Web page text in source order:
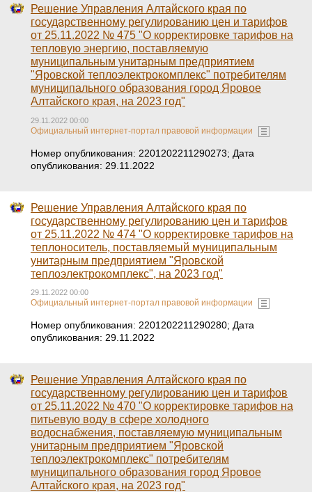
Решение Управления Алтайского края по
государственному регулированию цен и тарифов
от 25.11.2022 № 475 "О корректировке тарифов на
тепловую энергию, поставляемую
муниципальным унитарным предприятием
"Яровской теплоэлектрокомплекс" потребителям
муниципального образования город Яровое
Алтайского края, на 2023 год"
29.11.2022 00:00
Официальный интернет-портал правовой информации
Номер опубликования: 2201202211290273; Дата
опубликования: 29.11.2022
Решение Управления Алтайского края по
государственному регулированию цен и тарифов
от 25.11.2022 № 474 "О корректировке тарифов на
теплоноситель, поставляемый муниципальным
унитарным предприятием "Яровской
теплоэлектрокомплекс", на 2023 год"
29.11.2022 00:00
Официальный интернет-портал правовой информации
Номер опубликования: 2201202211290280; Дата
опубликования: 29.11.2022
Решение Управления Алтайского края по
государственному регулированию цен и тарифов
от 25.11.2022 № 470 "О корректировке тарифов на
питьевую воду в сфере холодного
водоснабжения, поставляемую муниципальным
унитарным предприятием "Яровской
теплоэлектрокомплекс" потребителям
муниципального образования город Яровое
Алтайского края, на 2023 год"